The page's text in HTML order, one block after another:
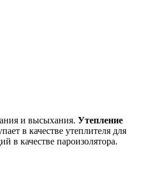
и высыхания. Утепление
в качестве утеплителя для
в качестве пароизолятора.